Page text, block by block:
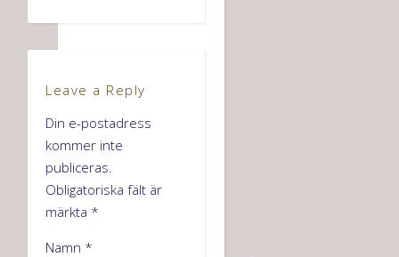
Leave a Reply
Din e-postadress
kommer inte
publiceras.
Obligatoriska fält är
märkta *
Namn *